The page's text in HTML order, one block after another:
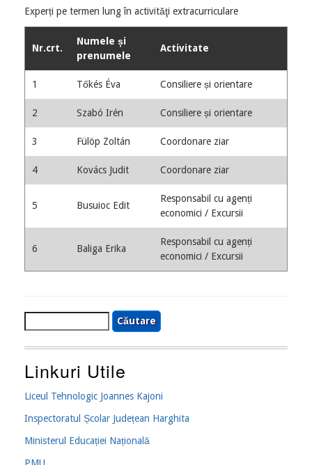
Experți pe termen lung în activităţi extracurriculare
Nr.crt.
Numele și
prenumele
Activitate
1 Tőkés Éva Consiliere și orientare
2 Szabó Irén Consiliere și orientare
3 Fülöp Zoltán Coordonare ziar
4 Kovács Judit Coordonare ziar
5 Busuioc Edit
Responsabil cu agenți
economici / Excursii
6 Baliga Erika
Responsabil cu agenți
economici / Excursii
Linkuri Utile
Liceul Tehnologic Joannes Kajoni
Inspectoratul Școlar Județean Harghita
Ministerul Educației Națională